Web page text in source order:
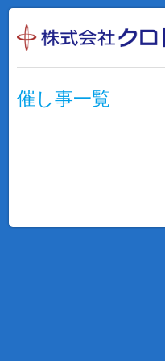
催し事一覧